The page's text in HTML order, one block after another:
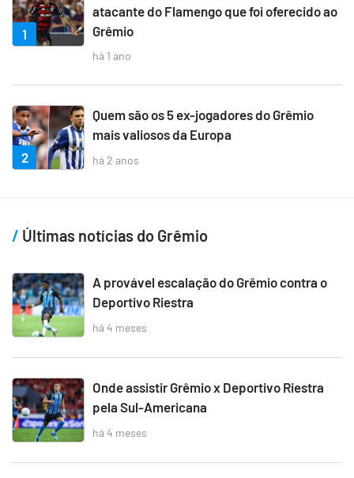
1
atacante do Flamengo que foi oferecido ao
Grêmio
há 1 ano
2
Quem são os 5 ex-jogadores do Grêmio
mais valiosos da Europa
há 2 anos
Últimas notícias do Grêmio
A provável escalação do Grêmio contra o
Deportivo Riestra
há 4 meses
Onde assistir Grêmio x Deportivo Riestra
pela Sul-Americana
há 4 meses